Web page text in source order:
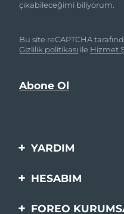
çıkabileceğimi biliyorum.
Bu site reCAPTCHA
Gizlilik politikası ile Hizmet
YARDIM
Bi̇zi̇mle İleti̇şi̇me
HESABIM
Ürün Kaydı
FOREO